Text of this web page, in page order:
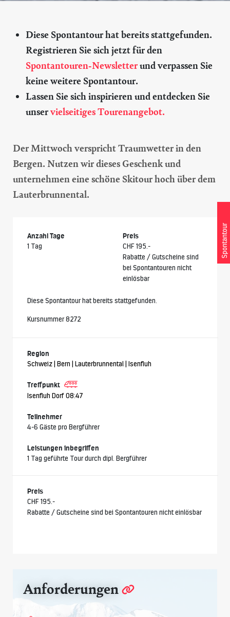
Diese Spontantour hat bereits stattgefunden.
Registrieren Sie sich jetzt für den
Spontantouren-Newsletterund verpassen Sie
keine weitere Spontantour.
Lassen Sie sich inspirieren und entdecken Sie
unservielseitiges Tourenangebot.
Der Mittwoch verspricht Traumwetter in den
Bergen. Nutzen wir dieses Geschenk und
unternehmen eine schöne Skitour hoch über dem
Lauterbrunnental.
Spontantour
Anzahl Tage
1 Tag
Preis
CHF 195.-
Rabatte / Gutscheine sind
bei Spontantouren nicht
einlösbar
Diese Spontantour hat bereits stattgefunden.
Kursnummer 8272
Region
Schweiz | Bern | Lauterbrunnental | Isenfluh
Treffpunkt
Isenfluh Dorf 08:47
Teilnehmer
4-6 Gäste pro Bergführer
Leistungen inbegriffen
1 Tag geführte Tour durch dipl. Bergführer
Preis
CHF 195.-
Rabatte / Gutscheine sind bei Spontantouren nicht einlösbar
Anforderungen